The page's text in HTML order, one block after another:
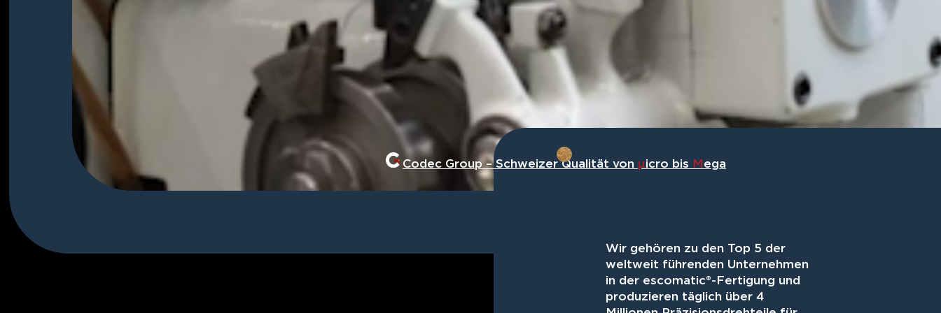
Codec Group – Schweizer Qualität von µicro bis Mega
Wir gehören zu den Top 5 der
weltweit führenden Unternehmen
in der escomatic®-Fertigung und
produzieren täglich über 4